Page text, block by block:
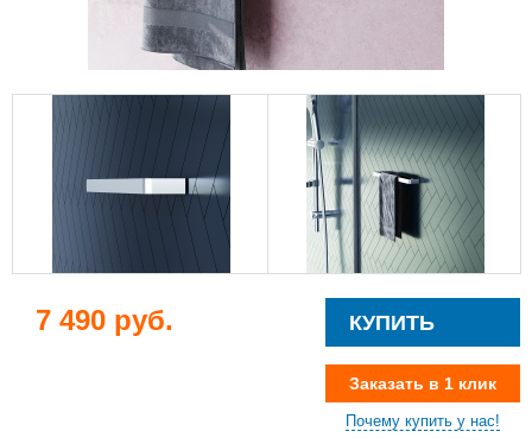
7 490 руб. КУПИТЬ
Заказать в 1 клик
Почему купить у нас!